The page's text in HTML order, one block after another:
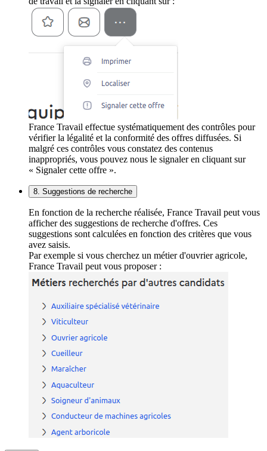
France Travail effectue systématiquement des contrôles pour
vérifier la légalité et la conformité des offres diffusées. Si
malgré ces contrôles vous constatez des contenus
inappropriés, vous pouvez nous le signaler en cliquant sur
« Signaler cette offre ».
8. Suggestions de recherche
En fonction de la recherche réalisée, France Travail peut vous
afficher des suggestions de recherche d'offres. Ces
suggestions sont calculées en fonction des critères que vous
avez saisis.
Par exemple si vous cherchez un métier d'ouvrier agricole,
France Travail peut vous proposer :